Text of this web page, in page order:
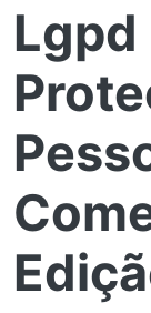
Lgpd